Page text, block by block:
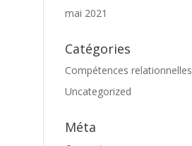
mai 2021
Catégories
Compétences relationnelles
Uncategorized
Méta